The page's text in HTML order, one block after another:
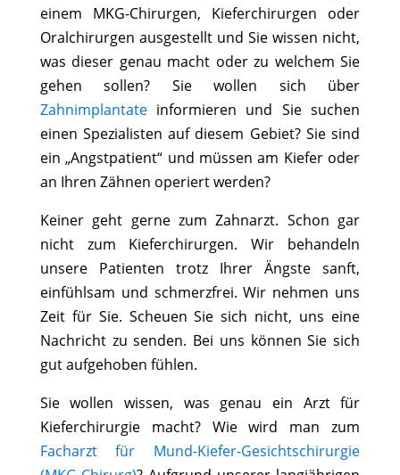
einem MKG-Chirurgen, Kieferchirurgen oder
Oralchirurgen ausgestellt und Sie wissen nicht,
was dieser genau macht oder zu welchem Sie
gehen sollen? Sie wollen sich über
Zahnimplantateinformieren und Sie suchen
einen Spezialisten auf diesem Gebiet? Sie sind
ein „Angstpatient“ und müssen am Kiefer oder
an Ihren Zähnen operiert werden?
Keiner geht gerne zum Zahnarzt. Schon gar
nicht zum Kieferchirurgen. Wir behandeln
unsere Patienten trotz Ihrer Ängste sanft,
einfühlsam und schmerzfrei. Wir nehmen uns
Zeit für Sie. Scheuen Sie sich nicht, uns eine
Nachricht zu senden. Bei uns können Sie sich
gut aufgehoben fühlen.
Sie wollen wissen, was genau ein Arzt für
Kieferchirurgie macht? Wie wird man zum
Facharzt für Mund-Kiefer-Gesichtschirurgie